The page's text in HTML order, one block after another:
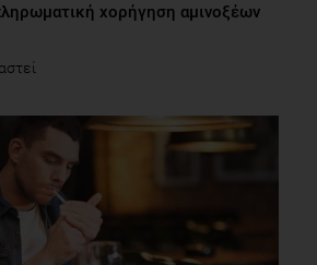
χορήγηση αμινοξέων